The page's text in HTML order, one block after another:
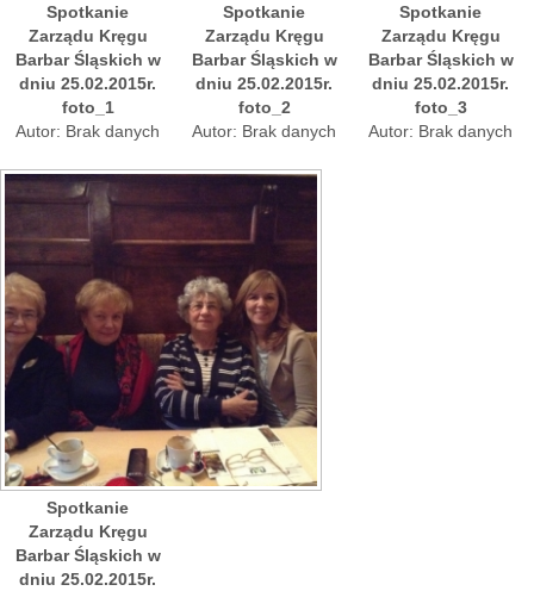
Spotkanie
Zarządu Kręgu
Barbar Śląskich w
dniu 25.02.2015r.
foto_1
Autor: Brak danych
Spotkanie
Zarządu Kręgu
Barbar Śląskich w
dniu 25.02.2015r.
foto_2
Autor: Brak danych
Spotkanie
Zarządu Kręgu
Barbar Śląskich w
dniu 25.02.2015r.
foto_3
Autor: Brak danych
Spotkanie
Zarządu Kręgu
Barbar Śląskich w
dniu 25.02.2015r.